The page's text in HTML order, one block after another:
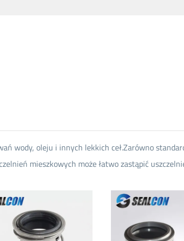
wody, oleju i innych lekkich ceł.Zarówno
mieszkowych może łatwo zastąpić